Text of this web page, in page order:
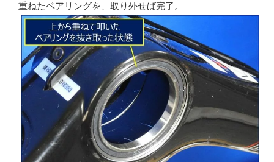
重ねたベアリングを、取り外せば完了。